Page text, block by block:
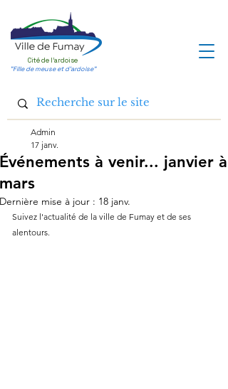
Cité de l'ardoise
"Fille de meuse et d'ardoise"
Événements à venir... janvier à
mars
Admin
17 janv.
Dernière mise à jour : 18 janv.
Suivez l'actualité de la ville de Fumay et de ses
alentours.